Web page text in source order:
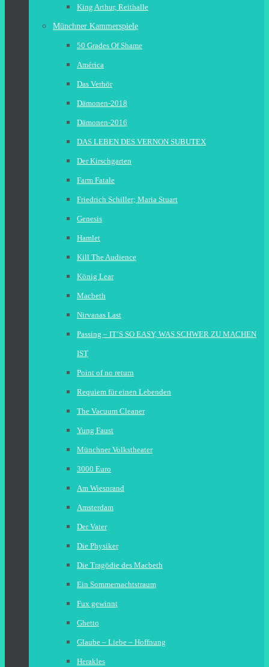
King Arthur, Reithalle
Münchner Kammerspiele
50 Grades Of Shame
América
Das Verhör
Dämonen-2018
Dämonen-2016
DAS LEBEN DES VERNON SUBUTEX
Der Kirschgarten
Farm Fatale
Friedrich Schiller; Maria Stuart
Genesis
Hamlet
Kill The Audience
König Lear
Macbeth
Nirvanas Last
Passing – IT’S SO EASY, WAS SCHWER ZU MACHEN
IST
Point of no return
Requiem für einen Lebenden
The Vacuum Cleaner
Yung Faust
Münchner Volkstheater
3000 Euro
Am Wiesnrand
Amsterdam
Der Vater
Die Physiker
Die Tragödie des Macbeth
Ein Sommernachtstraum
Fux gewinnt
Ghetto
Glaube – Liebe – Hoffnung
Herakles